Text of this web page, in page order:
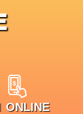
ONLINE